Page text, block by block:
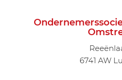
6741 AW